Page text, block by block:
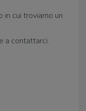
in cui troviamo un
a contattarci.